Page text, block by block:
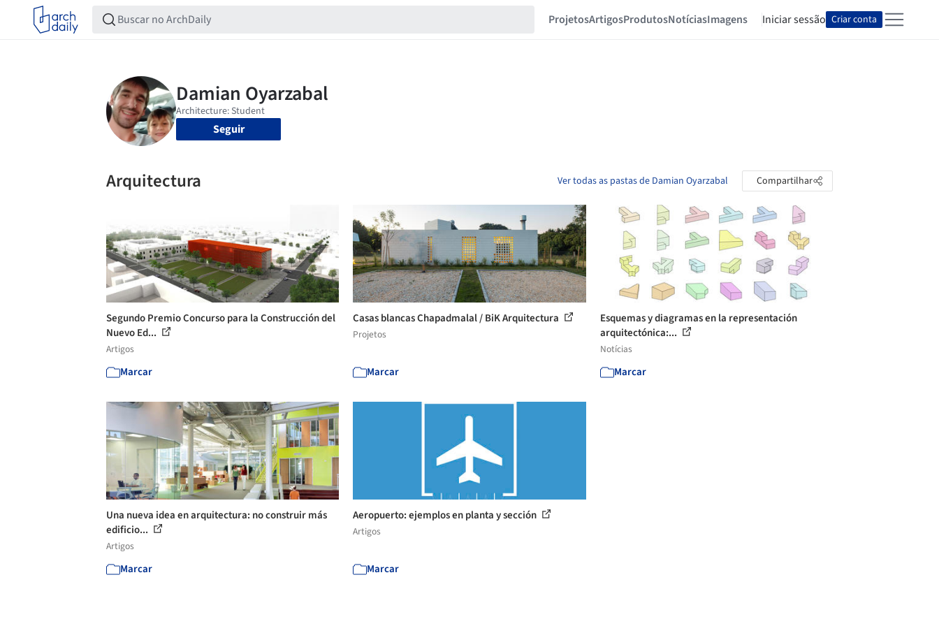
ProjetosArtigosProdutosNotíciasImagens Iniciar sessão Criar conta
Seguir
Arquitectura Ver todas as pastas de Damian Oyarzabal Compartilhar
Segundo Premio Concurso para la Construcción del
Nuevo Ed...
Artigos
Marcar
Casas blancas Chapadmalal / BiK Arquitectura
Projetos
Marcar
Esquemas y diagramas en la representación
arquitectónica:...
Notícias
Marcar
Una nueva idea en arquitectura: no construir más
edificio...
Artigos
Marcar
Aeropuerto: ejemplos en planta y sección
Artigos
Marcar